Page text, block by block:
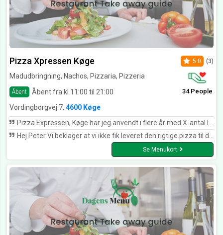
Pizza Xpressen Køge
Madudbringning, Nachos, Pizzaria, Pizzeria
Åbent Åbent fra kl 11:00 til 21:00
5.0 (3)
34 People
Vordingborgvej 7, 4600 Køge
Pizza Expressen, Køge har jeg anvendt i flere år med X-antal leveringer da de yder en helt fantastisk service og er utrolig imødekommende. Pizza Expressen, Køge's menukort lever op til en hver person's smagsløg, hvorfor jeg vil med 100% anbefale pizzaria !!!
Hej Peter Vi beklager at vi ikke fik leveret den rigtige pizza til dig første gang - dette er selvfølgelig vores fejl og det beklager vi. Det er vores standard procedure at bede om at få den forkerte mad udleveret, når vi leverer nyt. Vi beklager at du ikke synes om vores procedure, men det er desværre på den måde vi driver vores forretning. Du ønskes en god dag Venlig hilsen Pizza Expressen
Se Menukort